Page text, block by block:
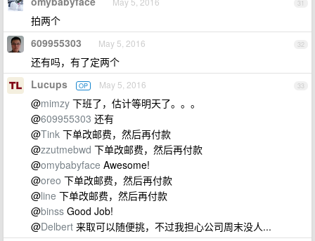
31
拍两个
32
609955303 May 5, 2016
还有吗，有了定两个
33
Lucups OP May 5, 2016
@mimzy 下班了，估计等明天了。。。
@609955303 还有
@Tink 下单改邮费，然后再付款
@zzutmebwd 下单改邮费，然后再付款
@omybabyface Awesome!
@oreo 下单改邮费，然后再付款
@line 下单改邮费，然后再付款
@binss Good Job!
@Delbert 来取可以随便挑，不过我担心公司周末没人...